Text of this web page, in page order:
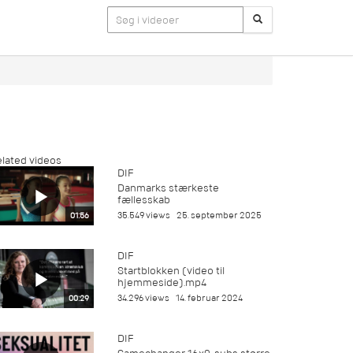
videos
01:56
DIF
Danmarks stærkeste
fællesskab
35.549 views 25. september 2025
00:29
DIF
Startblokken (video til
hjemmeside).mp4
34.296 views 14. februar 2024
DIF